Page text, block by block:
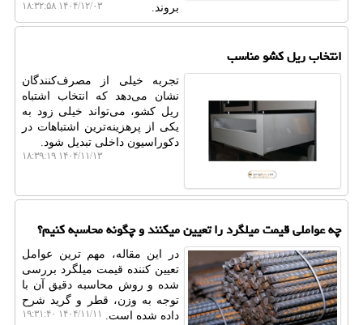
بروند.
۱۴۰۴/۱۲/۰۳ ۱۸:۳۲:۵۸
انتخاب ریل کشو مناسب
تجربه خیلی از مصرف‌کنندگان
نشان می‌دهد که انتخاب اشتباه
ریل کشو، می‌تواند خیلی زود به
یکی از پرهزینه‌ترین اشتباهات در
دکوراسیون داخلی تبدیل شود.
۱۴۰۴/۱۱/۱۳ ۱۸:۳۹:۱۹
چه عواملی قیمت میلگرد را تعیین میکنند و چگونه محاسبه کنیم؟
در این مقاله، مهم‌ ترین عوامل
تعیین ‌کننده قیمت میلگرد بررسی
شده و روش محاسبه دقیق آن با
توجه به وزن، قطر و گرید شرح
داده شده است. ۱۴۰۴/۱۱/۱۱ ۱۹:۳۱:۴۰